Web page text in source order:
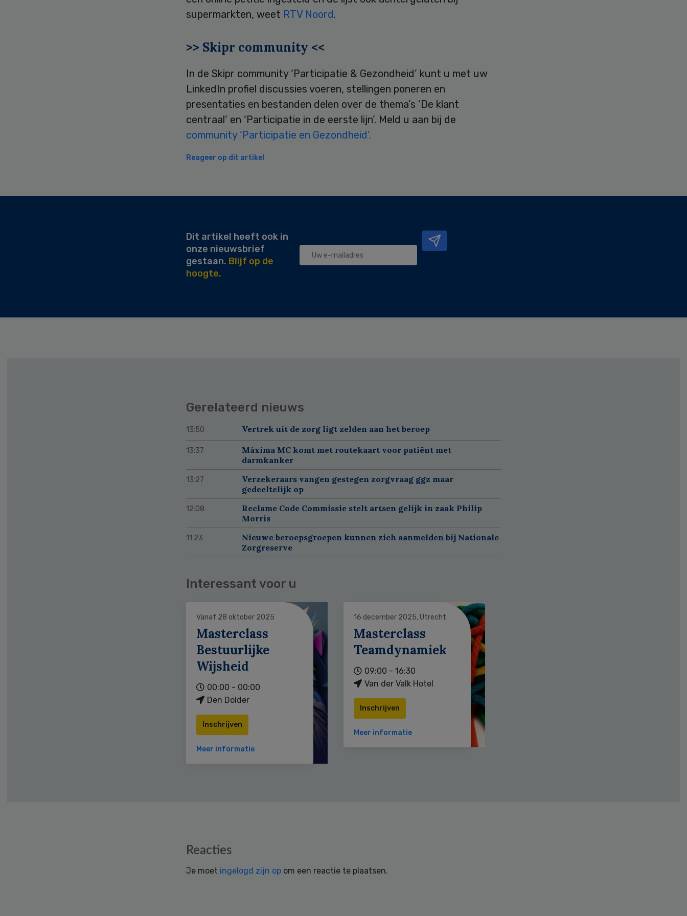
supermarkten, weet RTV Noord.
>> Skipr community <<
In de Skipr community ‘Participatie & Gezondheid’ kunt u met uw
LinkedIn profiel discussies voeren, stellingen poneren en
presentaties en bestanden delen over de thema’s ‘De klant
centraal’ en ‘Participatie in de eerste lijn’. Meld u aan bij de
community ‘Participatie en Gezondheid’.
Reageer op dit artikel
Dit artikel heeft ook in
onze nieuwsbrief
gestaan. Blijf op de
hoogte.
Gerelateerd nieuws
13:50 Vertrek uit de zorg ligt zelden aan het beroep
13:37
Máxima MC komt met routekaart voor patiënt met
darmkanker
13:27
Verzekeraars vangen gestegen zorgvraag ggz maar
gedeeltelijk op
12:08
Reclame Code Commissie stelt artsen gelijk in zaak Philip
Morris
11:23
Nieuwe beroepsgroepen kunnen zich aanmelden bij Nationale
Zorgreserve
Interessant voor u
Vanaf 28 oktober 2025
Masterclass
Bestuurlijke
Wijsheid
00:00 - 00:00
Den Dolder
Inschrijven
Meer informatie
16 december 2025, Utrecht
Masterclass
Teamdynamiek
09:00 - 16:30
Van der Valk Hotel
Inschrijven
Meer informatie
Reacties
Je moet ingelogd zijn op om een reactie te plaatsen.